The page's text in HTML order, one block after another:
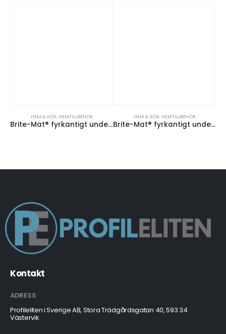
HEM & KÖK, HEMTILLBEHÖR
Brite-Mat® fyrkantigt underlägg
HEM & KÖK, HEMTILLBEHÖR
Brite-Mat® fyrkantigt underlägg med däckmaterial
Kontakt
ADRESS
Profileliten i Sverige AB, Stora Trädgårdsgatan 40, 593 34
Västervik